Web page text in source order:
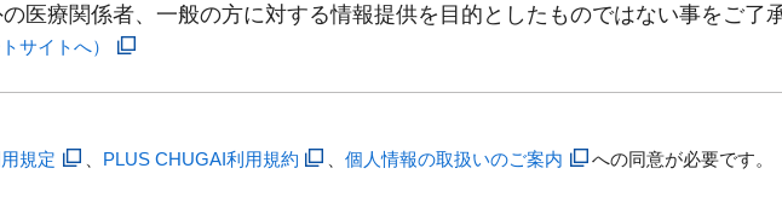
医療関係者、一般の方に対する情報提供を目的としたものではない事をご了
サイトへ）
規定 PLUS CHUGAI利用規約 、個人情報の取扱いのご案内 への同意が必要です。